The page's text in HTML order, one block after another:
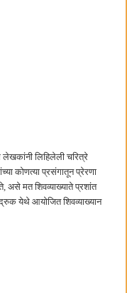
लेखकांनी लिहिलेली चरित्रे
कोणत्या प्रसंगातून प्रेरणा
असे मत शिवव्याख्याते प्रशांत
येथे आयोजित शिवव्याख्यान